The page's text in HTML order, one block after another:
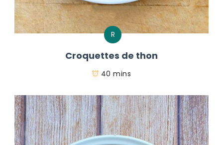
R
Croquettes de thon
40 mins